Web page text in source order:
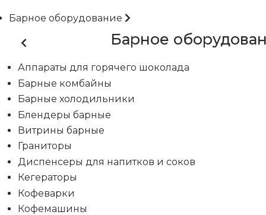
Барное оборудование
Барное
Аппараты для горячего шоколада
Барные комбайны
Барные холодильники
Блендеры барные
Витрины барные
Граниторы
Диспенсеры для напитков и соков
Кегераторы
Кофеварки
Кофемашины